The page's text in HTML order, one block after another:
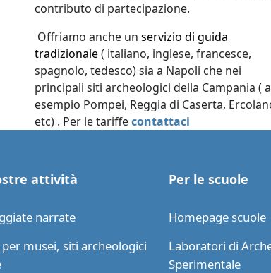
contributo di partecipazione.
Offriamo anche un servizio di guida
tradizionale( italiano, inglese, francesce,
spagnolo, tedesco) sia a Napoli che nei
principali siti archeologici della Campania (
esempio Pompei, Reggia di Caserta,
etc) . Per le tariffecontattaci
attività
narrate
per musei, siti archeologici
Per le scuole
Homepage scuole
Laboratori di
Sperimentale